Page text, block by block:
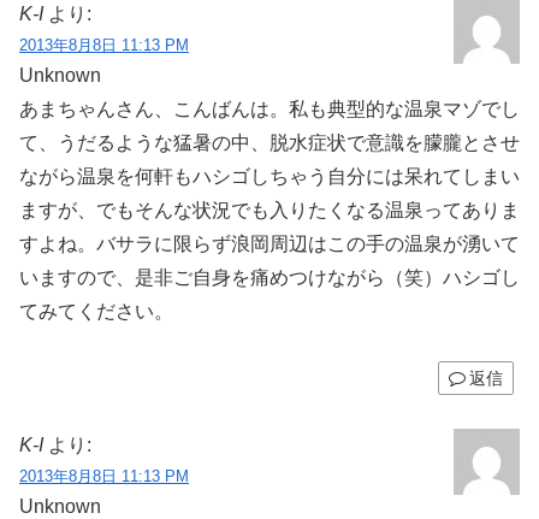
K-I より:
2013年8月8日 11:13 PM
Unknown
あまちゃんさん、こんばんは。私も典型的な温泉マゾでし
て、うだるような猛暑の中、脱水症状で意識を朦朧とさせ
ながら温泉を何軒もハシゴしちゃう自分には呆れてしまい
ますが、でもそんな状況でも入りたくなる温泉ってありま
すよね。バサラに限らず浪岡周辺はこの手の温泉が湧いて
いますので、是非ご自身を痛めつけながら（笑）ハシゴし
てみてください。
返信
K-I より:
2013年8月8日 11:13 PM
Unknown